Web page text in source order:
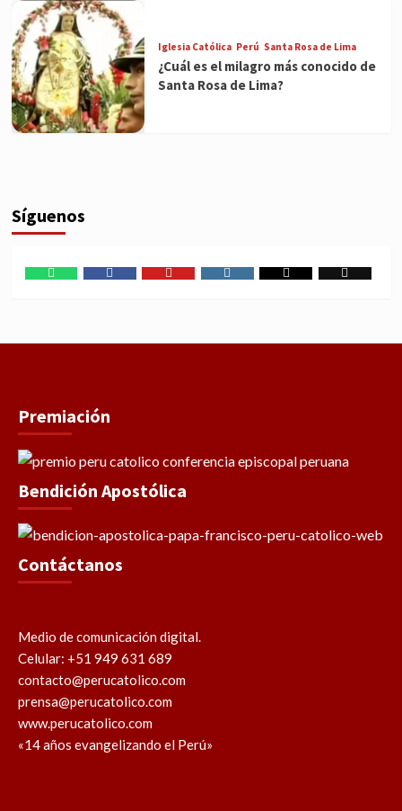
Iglesia Católica Perú Santa Rosa de Lima
¿Cuál es el milagro más conocido de
Santa Rosa de Lima?
Síguenos
Premiación
Bendición Apostólica
Contáctanos
Medio de comunicación digital.
Celular: +51 949 631 689
contacto@perucatolico.com
prensa@perucatolico.com
www.perucatolico.com
«14 años evangelizando el Perú»